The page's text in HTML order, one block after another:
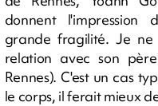
donnent l'impression
grande fragilité. Je
relation avec son
Rennes). C'est un cas
le corps, il ferait mieux